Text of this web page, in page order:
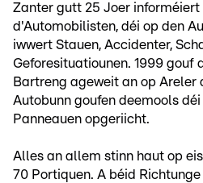
Zanter gutt 25 Joer informéiert
d'Automobilisten, déi op den
iwwert Stauen, Accidenter,
Geforesituatiounen. 1999 gouf
Bartreng ageweit an op Areler
Autobunn goufen deemools
Panneauen opgeriicht.
Alles an allem stinn haut op
70 Portiquen. A béid